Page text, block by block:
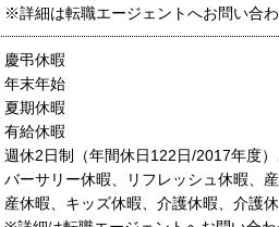
※詳細は転職エージェントへお問い合わ
慶弔休暇
年末年始
夏期休暇
有給休暇
週休2日制（年間休日122日/2017年度
バーサリー休暇、リフレッシュ休暇、
産休暇、キッズ休暇、介護休暇、介護